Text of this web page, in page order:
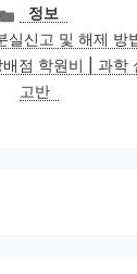
카
테
고
리
정보
실신고 및 해제 방
점 학원비 | 과학
고반